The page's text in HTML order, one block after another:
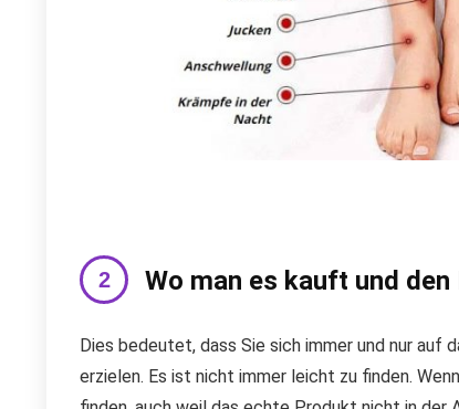
Wo man es kauft und den
Dies bedeutet, dass Sie sich immer und nur auf
erzielen. Es ist nicht immer leicht zu finden.